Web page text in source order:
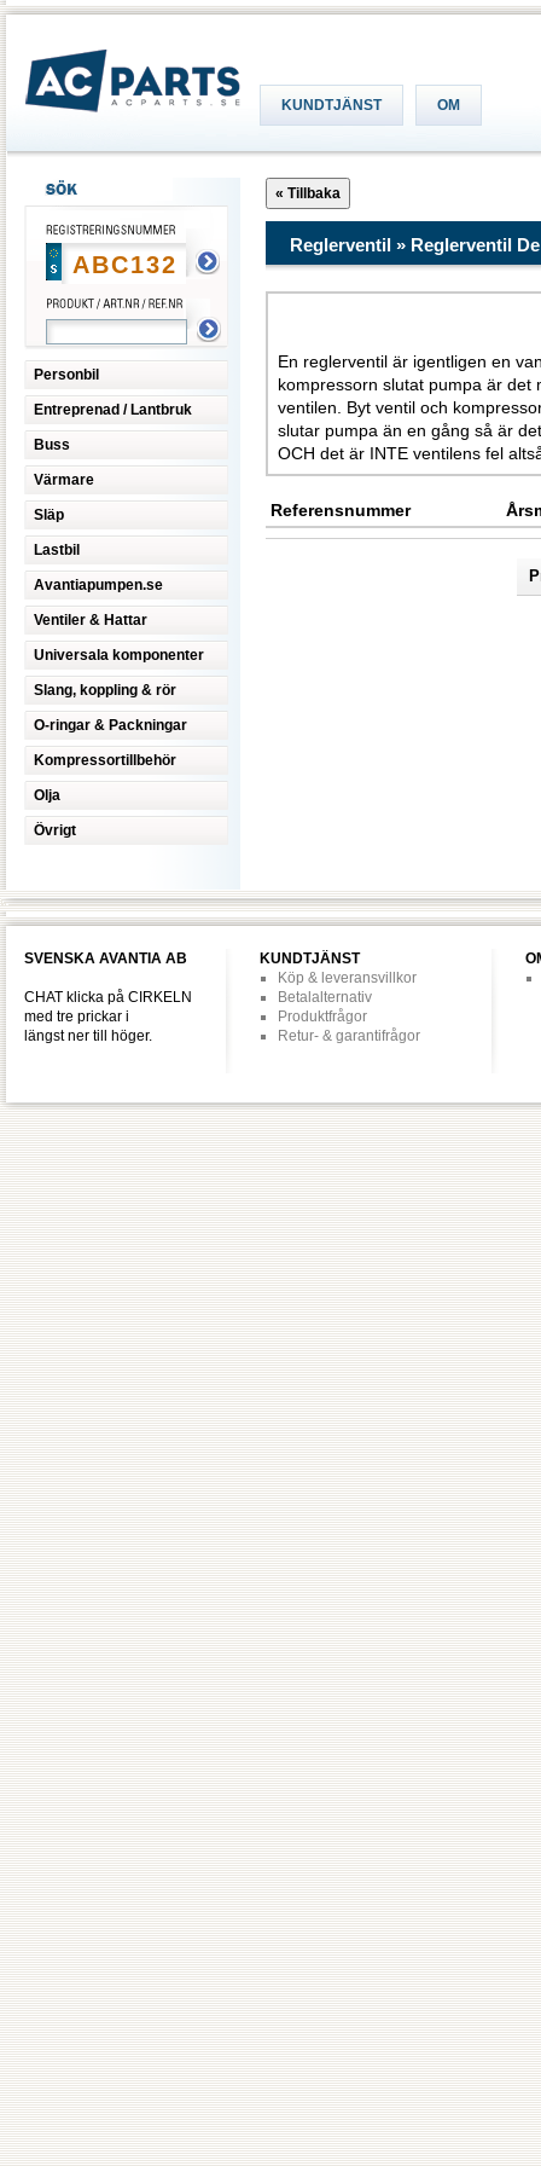
KUNDTJÄNST OM
Personbil
Entreprenad / Lantbruk
Buss
Värmare
Släp
Lastbil
Avantiapumpen.se
Ventiler & Hattar
Universala komponenter
Slang, koppling & rör
O-ringar & Packningar
Kompressortillbehör
Olja
Övrigt
Reglerventil » Reglerventil
En reglerventil är igentligen en
kompressorn slutat pumpa är det
ventilen. Byt ventil och
slutar pumpa än en gång så är
OCH det är INTE ventilens fel
Referensnummer
SVENSKA AVANTIA AB
CHAT klicka på CIRKELN
med tre prickar i
längst ner till höger.
KUNDTJÄNST
Köp & leveransvillkor
Betalalternativ
Produktfrågor
Retur- & garantifrågor